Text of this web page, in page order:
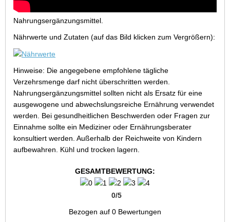
Nahrungsergänzungsmittel.
Nährwerte und Zutaten (auf das Bild klicken zum Vergrößern):
Hinweise: Die angegebene empfohlene tägliche
Verzehrsmenge darf nicht überschritten werden.
Nahrungsergänzungsmittel sollten nicht als Ersatz für eine
ausgewogene und abwechslungsreiche Ernährung verwendet
werden. Bei gesundheitlichen Beschwerden oder Fragen zur
Einnahme sollte ein Mediziner oder Ernährungsberater
konsultiert werden. Außerhalb der Reichweite von Kindern
aufbewahren. Kühl und trocken lagern.
GESAMTBEWERTUNG:
0/5
Bezogen auf 0 Bewertungen